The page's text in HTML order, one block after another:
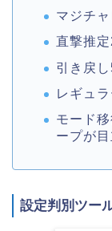
マジチ
直撃推定
引き戻
レギュ
モード
ープが目
設定判別ツー